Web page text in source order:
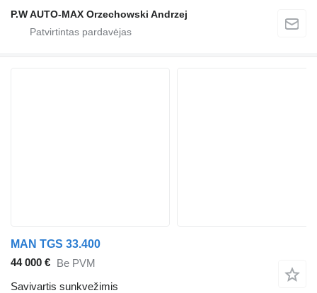
P.W AUTO-MAX Orzechowski Andrzej
MAN TGS 33.400
44 000 € Be PVM
Savivartis sunkvežimis